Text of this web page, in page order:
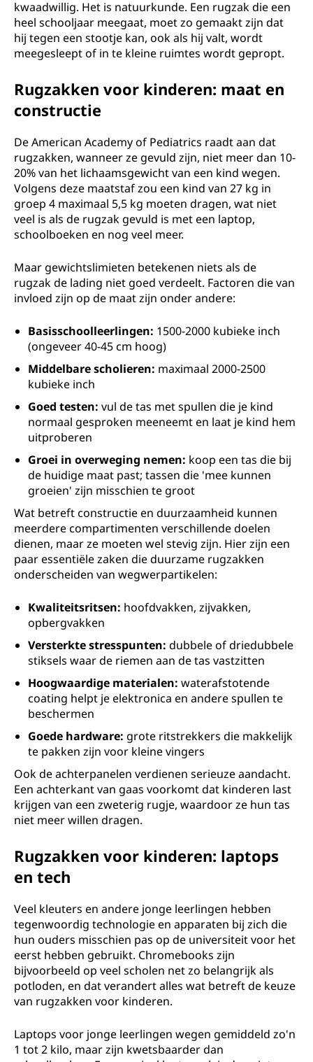
kwaadwillig. Het is natuurkunde. Een rugzak die een
heel schooljaar meegaat, moet zo gemaakt zijn dat
hij tegen een stootje kan, ook als hij valt, wordt
meegesleept of in te kleine ruimtes wordt gepropt.
Rugzakken voor kinderen: maat en
constructie
De American Academy of Pediatrics raadt aan dat
rugzakken, wanneer ze gevuld zijn, niet meer dan 10-
20% van het lichaamsgewicht van een kind wegen.
Volgens deze maatstaf zou een kind van 27 kg in
groep 4 maximaal 5,5 kg moeten dragen, wat niet
veel is als de rugzak gevuld is met een laptop,
schoolboeken en nog veel meer.
Maar gewichtslimieten betekenen niets als de
rugzak de lading niet goed verdeelt. Factoren die van
invloed zijn op de maat zijn onder andere:
Basisschoolleerlingen: 1500-2000 kubieke inch
(ongeveer 40-45 cm hoog)
Middelbare scholieren: maximaal 2000-2500
kubieke inch
Goed testen: vul de tas met spullen die je kind
normaal gesproken meeneemt en laat je kind hem
uitproberen
Groei in overweging nemen: koop een tas die bij
de huidige maat past; tassen die 'mee kunnen
groeien' zijn misschien te groot
Wat betreft constructie en duurzaamheid kunnen
meerdere compartimenten verschillende doelen
dienen, maar ze moeten wel stevig zijn. Hier zijn een
paar essentiële zaken die duurzame rugzakken
onderscheiden van wegwerpartikelen:
Kwaliteitsritsen: hoofdvakken, zijvakken,
opbergvakken
Versterkte stresspunten: dubbele of driedubbele
stiksels waar de riemen aan de tas vastzitten
Hoogwaardige materialen: waterafstotende
coating helpt je elektronica en andere spullen te
beschermen
Goede hardware: grote ritstrekkers die makkelijk
te pakken zijn voor kleine vingers
Ook de achterpanelen verdienen serieuze aandacht.
Een achterkant van gaas voorkomt dat kinderen last
krijgen van een zweterig rugje, waardoor ze hun tas
niet meer willen dragen.
Rugzakken voor kinderen: laptops
en tech
Veel kleuters en andere jonge leerlingen hebben
tegenwoordig technologie en apparaten bij zich die
hun ouders misschien pas op de universiteit voor het
eerst hebben gebruikt. Chromebooks zijn
bijvoorbeeld op veel scholen net zo belangrijk als
potloden, en dat verandert alles wat betreft de keuze
van rugzakken voor kinderen.
Laptops voor jonge leerlingen wegen gemiddeld zo'n
1 tot 2 kilo, maar zijn kwetsbaarder dan